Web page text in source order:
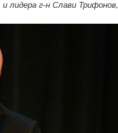
лидера г-н Слави Трифонов,